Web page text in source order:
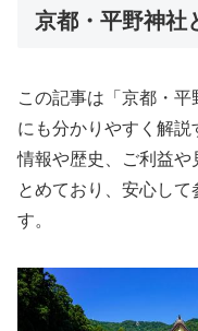
京都・平野神社
この記事は「京都・
にも分かりやすく解
情報や歴史、ご利益や
とめており、安心し
す。